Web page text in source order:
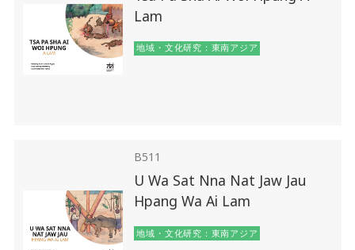
Lam
地域・文化研究：東南アジア
B511
U Wa Sat Nna Nat Jaw Jau
Hpang Wa Ai Lam
地域・文化研究：東南アジア